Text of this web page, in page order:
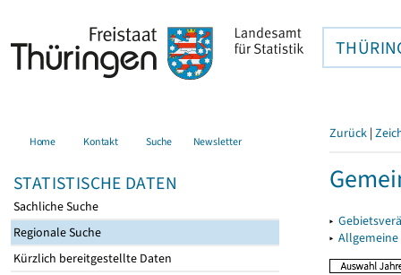
Home Kontakt Suche Newsletter
STATISTISCHE DATEN
Sachliche Suche
Regionale Suche
Kürzlich bereitgestellte Daten
Zurück |
▸
▸